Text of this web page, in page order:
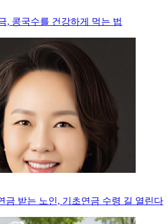
, 콩국수를 건강하게 먹는 법
금 받는 노인, 기초연금 수령 길 열린다